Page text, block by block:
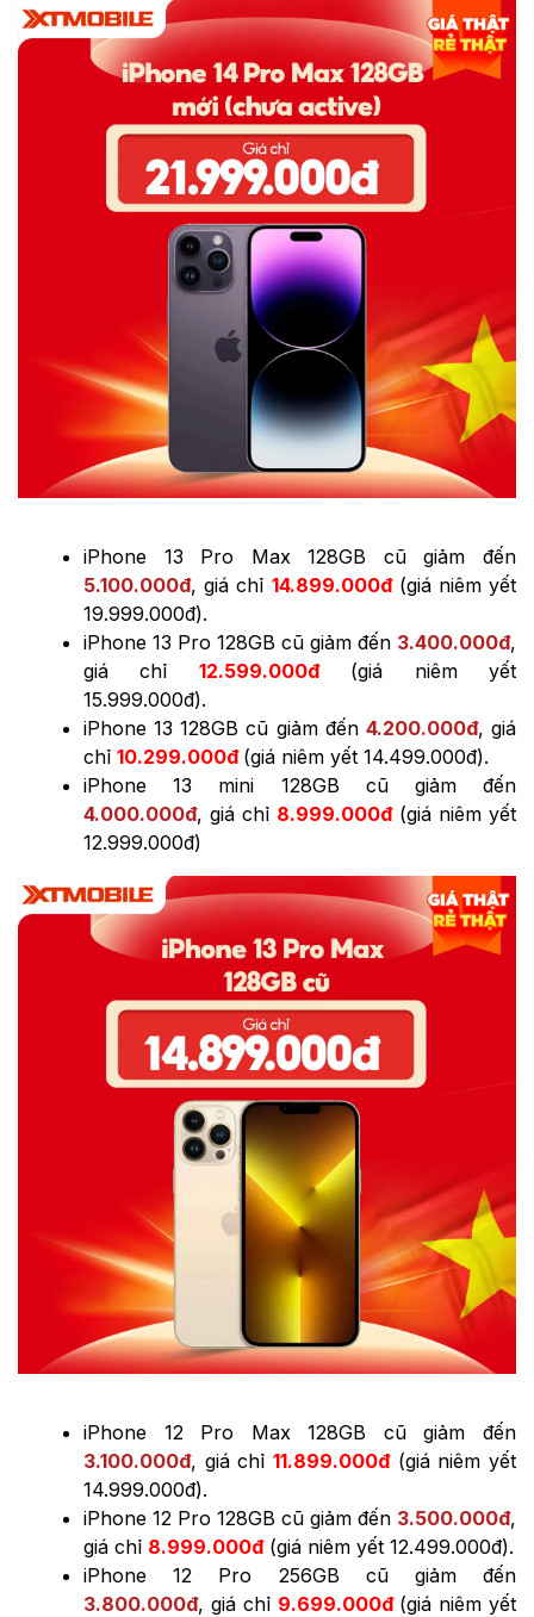
iPhone 13 Pro Max 128GB cũ giảm đến
5.100.000đ, giá chỉ 14.899.000đ(giá niêm yết
19.999.000đ).
iPhone 13 Pro 128GB cũ giảm đến 3.400.000đ,
giá chỉ 12.599.000đ(giá niêm yết
15.999.000đ).
iPhone 13 128GB cũ giảm đến 4.200.000đ, giá
chỉ 10.299.000đ (giá niêm yết 14.499.000đ).
iPhone 13 mini 128GB cũ giảm đến
4.000.000đ, giá chỉ 8.999.000đ(giá niêm yết
12.999.000đ)
iPhone 12 Pro Max 128GB cũ giảm đến
3.100.000đ, giá chỉ 11.899.000đ(giá niêm yết
14.999.000đ).
iPhone 12 Pro 128GB cũ giảm đến 3.500.000đ,
giá chỉ 8.999.000đ(giá niêm yết 12.499.000đ).
iPhone 12 Pro 256GB cũ giảm đến
3.800.000đ, giá chỉ 9.699.000đ(giá niêm yết